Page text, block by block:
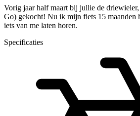
Vorig jaar half maart bij jullie de
Go) gekocht! Nu ik mijn fiets 15 maanden
iets van me laten horen.
Specificaties